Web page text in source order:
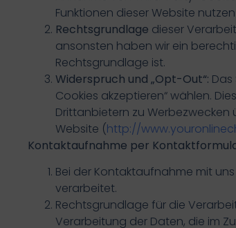
Funktionen dieser Website
Rechtsgrundlage dieser
ansonsten haben wir ein
Rechtsgrundlage ist.
Widerspruch und „Opt-Out“:
Cookies akzeptieren“ wählen.
Drittanbietern zu Werbezwecken
Website (http://
Kontaktaufnahme per
Bei der Kontaktaufnahme mit
verarbeitet.
Rechtsgrundlage für die
Verarbeitung der Daten, die im